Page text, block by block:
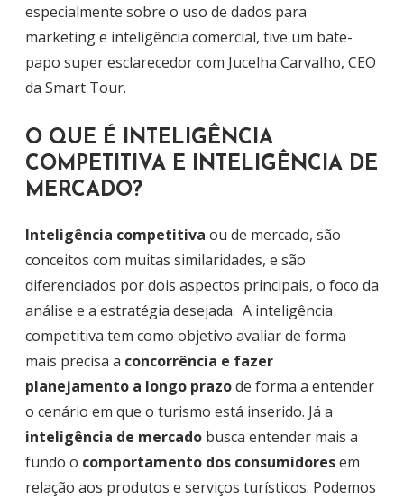
especialmente sobre o uso de dados para
marketing e inteligência comercial, tive um bate-
papo super esclarecedor com Jucelha Carvalho, CEO
da Smart Tour.
O QUE É INTELIGÊNCIA
COMPETITIVA E INTELIGÊNCIA DE
MERCADO?
Inteligência competitiva ou de mercado, são
conceitos com muitas similaridades, e são
diferenciados por dois aspectos principais, o foco da
análise e a estratégia desejada. A inteligência
competitiva tem como objetivo avaliar de forma
mais precisa a concorrência e fazer
planejamento a longo prazode forma a entender
o cenário em que o turismo está inserido. Já a
inteligência de mercado busca entender mais a
fundo o comportamento dos consumidoresem
relação aos produtos e serviços turísticos. Podemos